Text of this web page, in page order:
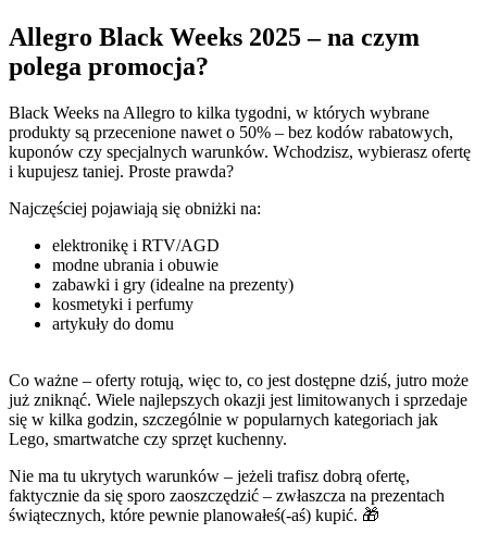
Allegro Black Weeks 2025 – na czym
polega promocja?
Black Weeks na Allegro to kilka tygodni, w których wybrane
produkty są przecenione nawet o 50% – bez kodów rabatowych,
kuponów czy specjalnych warunków. Wchodzisz, wybierasz ofertę
i kupujesz taniej. Proste prawda?
Najczęściej pojawiają się obniżki na:
elektronikę i RTV/AGD
modne ubrania i obuwie
zabawki i gry (idealne na prezenty)
kosmetyki i perfumy
artykuły do domu
Co ważne – oferty rotują, więc to, co jest dostępne dziś, jutro może
już zniknąć. Wiele najlepszych okazji jest limitowanych i sprzedaje
się w kilka godzin, szczególnie w popularnych kategoriach jak
Lego, smartwatche czy sprzęt kuchenny.
Nie ma tu ukrytych warunków – jeżeli trafisz dobrą ofertę,
faktycznie da się sporo zaoszczędzić – zwłaszcza na prezentach
świątecznych, które pewnie planowałeś(-aś) kupić. 🎁